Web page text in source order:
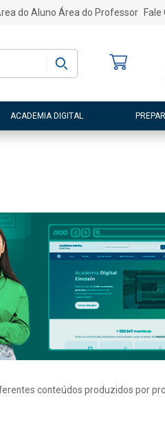
do Aluno Área do Professor Fale
ACADEMIA DIGITAL
conteúdos produzidos por